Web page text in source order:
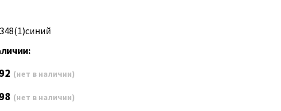
92 (нет в наличии)
98 (нет в наличии)